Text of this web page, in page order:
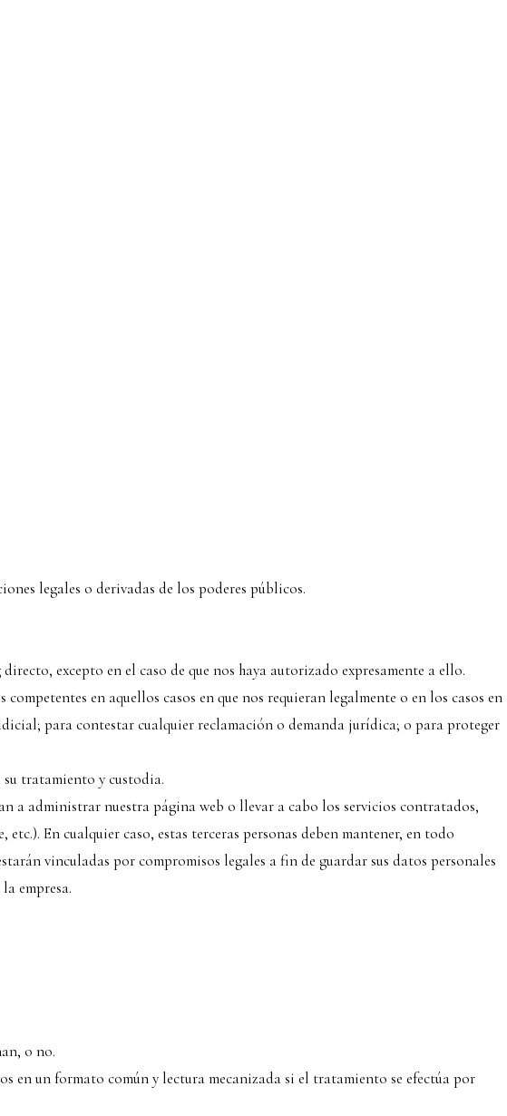
legales o derivadas de los poderes públicos.
excepto en el caso de que nos haya autorizado expresamente a ello.
en aquellos casos en que nos requieran legalmente o en los casos en
para contestar cualquier reclamación o demanda jurídica; o para proteger
su tratamiento y custodia.
a administrar nuestra página web o llevar a cabo los servicios contratados,
En cualquier caso, estas terceras personas deben mantener, en todo
vinculadas por compromisos legales a fin de guardar sus datos personales
empresa.
o no.
en un formato común y lectura mecanizada si el tratamiento se efectúa por